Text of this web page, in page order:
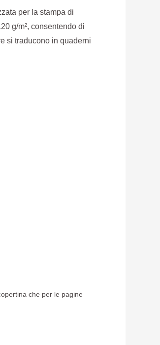
per la stampa di
g/m², consentendo di
si traducono in quaderni
che per le pagine